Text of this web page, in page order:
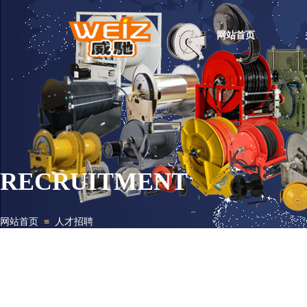
网站首页 ≡ 人才招聘
网站首页
RECRUITMENT